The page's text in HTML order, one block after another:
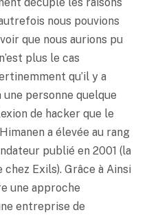
nous pouvions
que nous aurions pu
plus le cas
qu’il y a
personne quelque
de hacker que le
a élevée au rang
publié en 2001 (la
Exils). Grâce à Ainsi
une approche
entreprise de